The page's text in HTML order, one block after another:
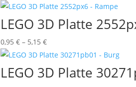
0,95 €
bis
4,55 €
LEGO 3D Platte
0,95 € – 5,15 €Preisspanne:
0,95 €
bis
5,15 €
LEGO 3D Platte